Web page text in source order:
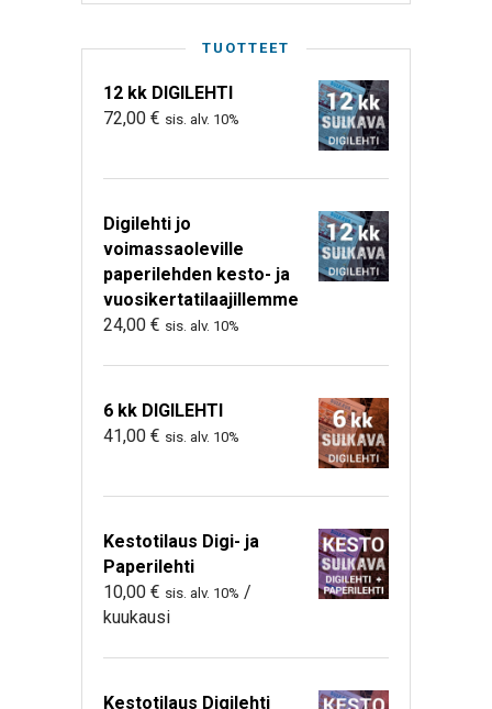
TUOTTEET
12 kk DIGILEHTI
72,00 € sis. alv. 10%
Digilehti jo
voimassaoleville
paperilehden kesto- ja
vuosikertatilaajillemme
24,00 € sis. alv. 10%
6 kk DIGILEHTI
41,00 € sis. alv. 10%
Kestotilaus Digi- ja
Paperilehti
10,00 € sis. alv. 10% /
kuukausi
Kestotilaus Digilehti